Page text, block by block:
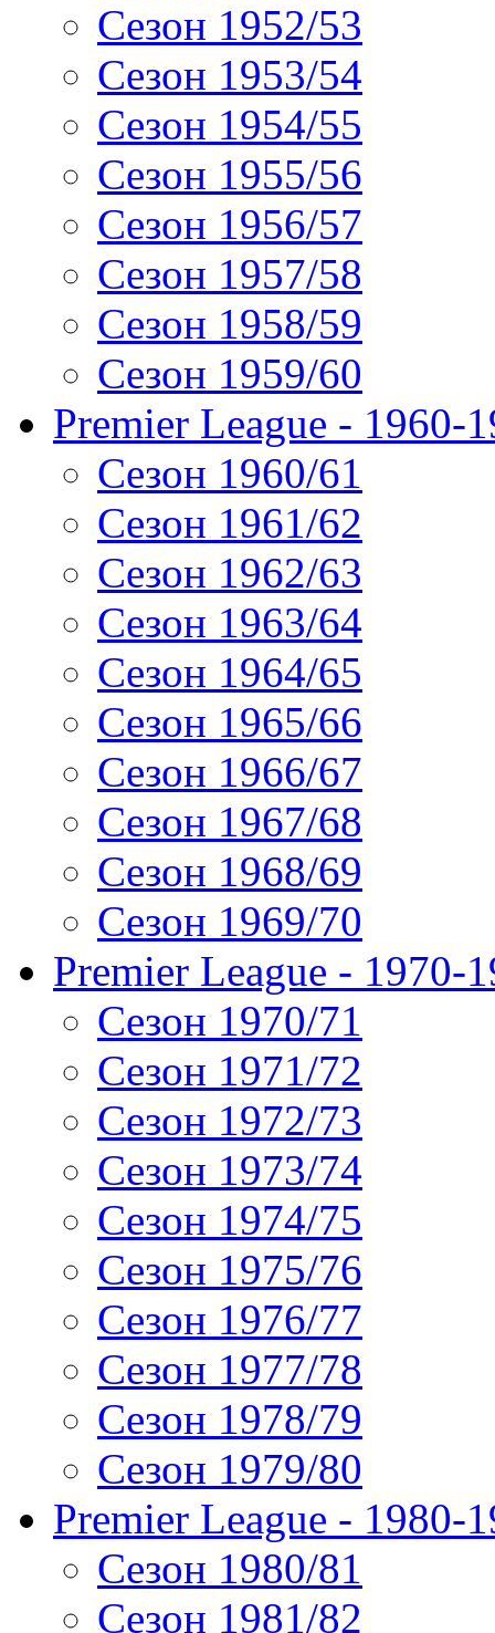
Сезон 1952/53
Сезон 1953/54
Сезон 1954/55
Сезон 1955/56
Сезон 1956/57
Сезон 1957/58
Сезон 1958/59
Сезон 1959/60
Premier League - 1960-
Сезон 1960/61
Сезон 1961/62
Сезон 1962/63
Сезон 1963/64
Сезон 1964/65
Сезон 1965/66
Сезон 1966/67
Сезон 1967/68
Сезон 1968/69
Сезон 1969/70
Premier League - 1970-
Сезон 1970/71
Сезон 1971/72
Сезон 1972/73
Сезон 1973/74
Сезон 1974/75
Сезон 1975/76
Сезон 1976/77
Сезон 1977/78
Сезон 1978/79
Сезон 1979/80
Premier League - 1980-
Сезон 1980/81
Сезон 1981/82